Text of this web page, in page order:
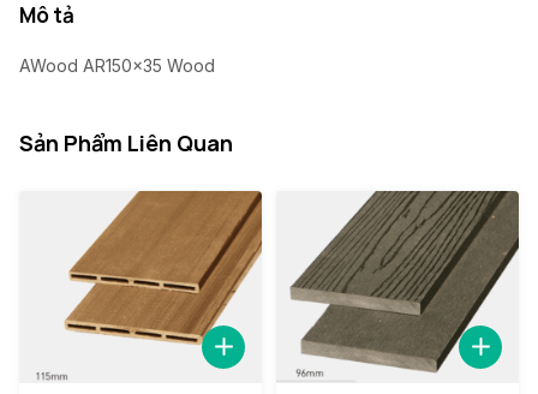
Mô tả
AWood AR150x35 Wood
Sản Phẩm Liên Quan